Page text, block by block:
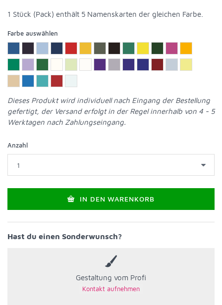
1 Stück (Pack) enthält 5 Namenskarten der gleichen Farbe.
Farbe auswählen
Dieses Produkt wird individuell nach Eingang der Bestellung
gefertigt, der Versand erfolgt in der Regel innerhalb von 4 - 5
Werktagen nach Zahlungseingang.
Anzahl
IN DEN WARENKORB
Hast du einen Sonderwunsch?
Gestaltung vom Profi